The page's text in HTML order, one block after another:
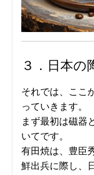
３．日本の
それでは、ここ
っていきます。
まず最初は磁器
いてです。
有田焼は、豊臣
鮮出兵に際し、